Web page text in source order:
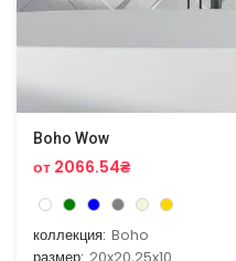
Boho Wow
от 2066.54₴
коллекция: Boho